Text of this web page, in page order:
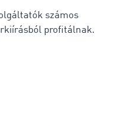
számos
profitálnak.